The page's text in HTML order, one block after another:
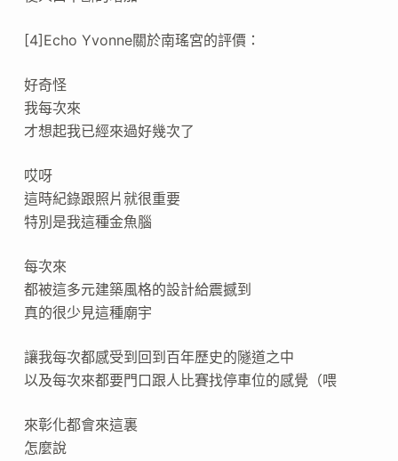
[4]Echo Yvonne關於南瑤宮的評價：
好奇怪
我每次來
才想起我已經來過好幾次了
哎呀
這時紀錄跟照片就很重要
特別是我這種金魚腦
每次來
都被這多元建築風格的設計給震撼到
真的很少見這種廟宇
讓我每次都感受到回到百年歷史的隧道之中
以及每次來都要門口跟人比賽找停車位的感覺（喂
來彰化都會來這裏
怎麼說